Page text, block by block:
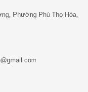
Phường Phú Thọ Hòa,